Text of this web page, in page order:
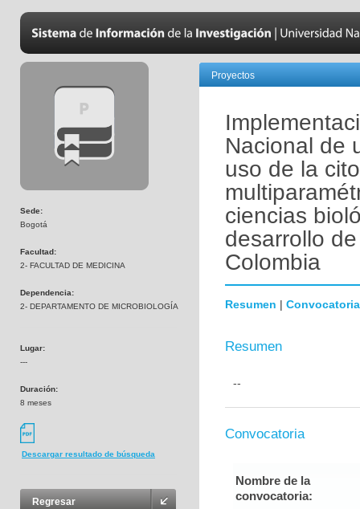
Sede:
Bogotá
Facultad:
2- FACULTAD DE MEDICINA
Dependencia:
2- DEPARTAMENTO DE MICROBIOLOGÍA
Lugar:
---
Duración:
8 meses
Descargar resultado de búsqueda
Regresar
Proyectos
Nacional de
uso de la
ciencias
desarrollo
Colombia
Resumen | Convocatoria
Resumen
--
Convocatoria
Nombre de la
convocatoria: